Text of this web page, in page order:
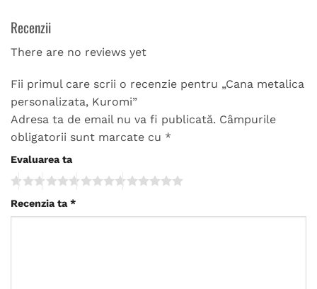
Recenzii
There are no reviews yet
Fii primul care scrii o recenzie pentru „Cana metalica
personalizata, Kuromi”
Adresa ta de email nu va fi publicată. Câmpurile
obligatorii sunt marcate cu *
Evaluarea ta
Recenzia ta *